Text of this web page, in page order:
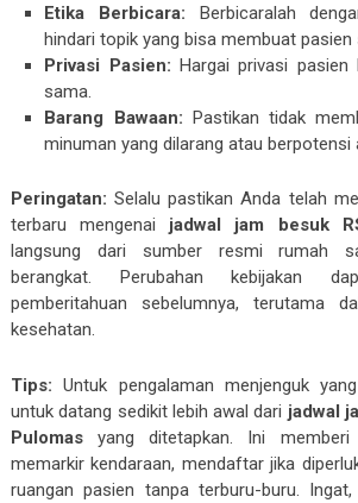
Etika Berbicara: Berbicaralah
hindari topik yang bisa membuat
Privasi Pasien: Hargai privasi
sama.
Barang Bawaan: Pastikan tidak
minuman yang dilarang atau berpotensi
Peringatan: Selalu pastikan Anda telah
terbaru mengenai jadwal jam besuk
langsung dari sumber resmi rumah
berangkat. Perubahan kebijakan
pemberitahuan sebelumnya, terutama
kesehatan.
Tips: Untuk pengalaman menjenguk
untuk datang sedikit lebih awal dari jadwal
Pulomasyang ditetapkan. Ini
memarkir kendaraan, mendaftar jika
ruangan pasien tanpa terburu-buru.